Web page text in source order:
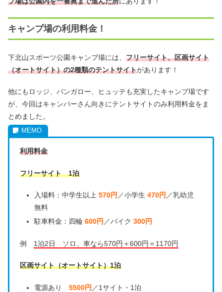
キャンプ場の利用料金！
下北山スポーツ公園キャンプ場には、 フリーサイト、区画サイト
（オートサイト）の2種類のテントサイトがあります！
他にもロッジ、バンガロー、ヒュッテも充実したキャンプ場です
が、今回はキャンパーさん向きにテントサイトのみ利用料金をま
とめました。
利用料金
フリーサイト 1泊
入場料：中学生以上570円 ／小学生 470円 ／乳幼児
無料
駐車料金：四輪 600円 ／バイク 300円
例 1泊2日 ソロ、車なら570円＋600円＝1170円
区画サイト（オートサイト）1泊
電源あり 5500円 ／1サイト・1泊